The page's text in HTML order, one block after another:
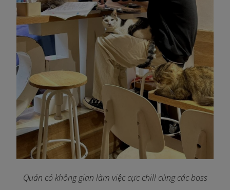
Quán có không gian làm việc cực chill cùng các boss